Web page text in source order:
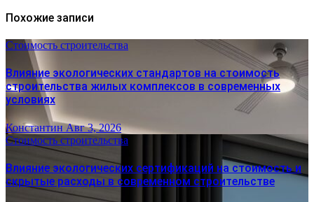
Похожие записи
Стоимость строительства
Влияние экологических стандартов на стоимость
строительства жилых комплексов в современных
условиях
КонстантинАвг 3, 2026
Стоимость строительства
Влияние экологических сертификаций на стоимость и
скрытые расходы в современном строительстве